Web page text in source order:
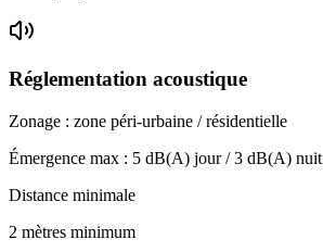
Réglementation acoustique
Zonage : zone péri-urbaine / résidentielle
Émergence max : 5 dB(A) jour /3 dB(A) nuit
Distance minimale
2 mètres minimum